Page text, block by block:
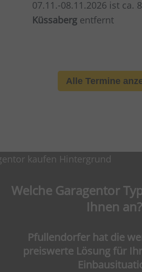
07.11.-08.11.2026 ist ca.
Küssabergentfernt
Alle Termine
Welche Garagentor
Ihnen an?
Pfullendorfer hat die
preiswerte Lösung für